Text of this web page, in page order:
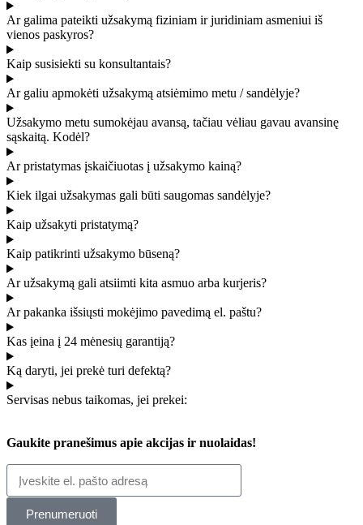
Ar galima pateikti užsakymą fiziniam ir juridiniam asmeniui iš
vienos paskyros?
Kaip susisiekti su konsultantais?
Ar galiu apmokėti užsakymą atsiėmimo metu / sandėlyje?
Užsakymo metu sumokėjau avansą, tačiau vėliau gavau avansinę
sąskaitą. Kodėl?
Ar pristatymas įskaičiuotas į užsakymo kainą?
Kiek ilgai užsakymas gali būti saugomas sandėlyje?
Kaip užsakyti pristatymą?
Kaip patikrinti užsakymo būseną?
Ar užsakymą gali atsiimti kita asmuo arba kurjeris?
Ar pakanka išsiųsti mokėjimo pavedimą el. paštu?
Kas įeina į 24 mėnesių garantiją?
Ką daryti, jei prekė turi defektą?
Servisas nebus taikomas, jei prekei:
Gaukite pranešimus apie akcijas ir nuolaidas!
Prenumeruoti